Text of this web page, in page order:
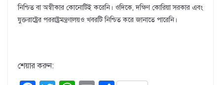
নিশ্চিত বা অস্বীকার কোনোটিই করেনি। ওদিকে, দক্ষিণ কোরিয়া সরকার এবং
যুক্তরাষ্ট্রের পররাষ্ট্রমন্ত্রণালয়ও খবরটি নিশ্চিত করে জানাতে পারেনি।
শেয়ার করুন: